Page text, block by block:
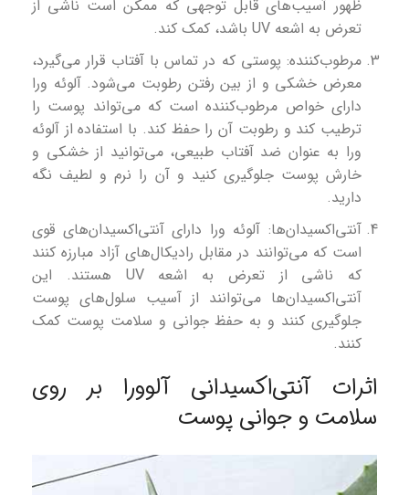
ظهور آسیب‌های قابل توجهی که ممکن است ناشی از
تعرض به اشعه UV باشد، کمک کند.
مرطوب‌کننده: پوستی که در تماس با آفتاب قرار می‌گیرد،
معرض خشکی و از بین رفتن رطوبت می‌شود. آلوئه ورا
دارای خواص مرطوب‌کننده است که می‌تواند پوست را
ترطیب کند و رطوبت آن را حفظ کند. با استفاده از آلوئه
ورا به عنوان ضد آفتاب طبیعی، می‌توانید از خشکی و
خارش پوست جلوگیری کنید و آن را نرم و لطیف نگه
دارید.
آنتی‌اکسیدان‌ها: آلوئه ورا دارای آنتی‌اکسیدان‌های قوی
است که می‌توانند در مقابل رادیکال‌های آزاد مبارزه کنند
که ناشی از تعرض به اشعه UV هستند. این
آنتی‌اکسیدان‌ها می‌توانند از آسیب سلول‌های پوست
جلوگیری کنند و به حفظ جوانی و سلامت پوست کمک
کنند.
اثرات آنتی‌اکسیدانی آلوورا بر روی
سلامت و جوانی پوست